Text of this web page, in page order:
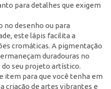
para detalhes que exigem
no desenho ou para
este lápis facilita a
cromáticas. A pigmentação
duradouras no
do seu projeto artístico.
item para que você tenha em
criação de artes vibrantes e